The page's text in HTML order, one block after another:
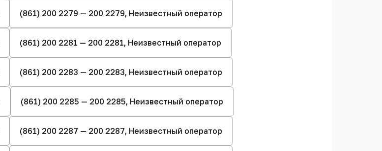
(861) 200 2279 — 200 2279, Неизвестный оператор
(861) 200 2281 — 200 2281, Неизвестный оператор
(861) 200 2283 — 200 2283, Неизвестный оператор
(861) 200 2285 — 200 2285, Неизвестный оператор
(861) 200 2287 — 200 2287, Неизвестный оператор